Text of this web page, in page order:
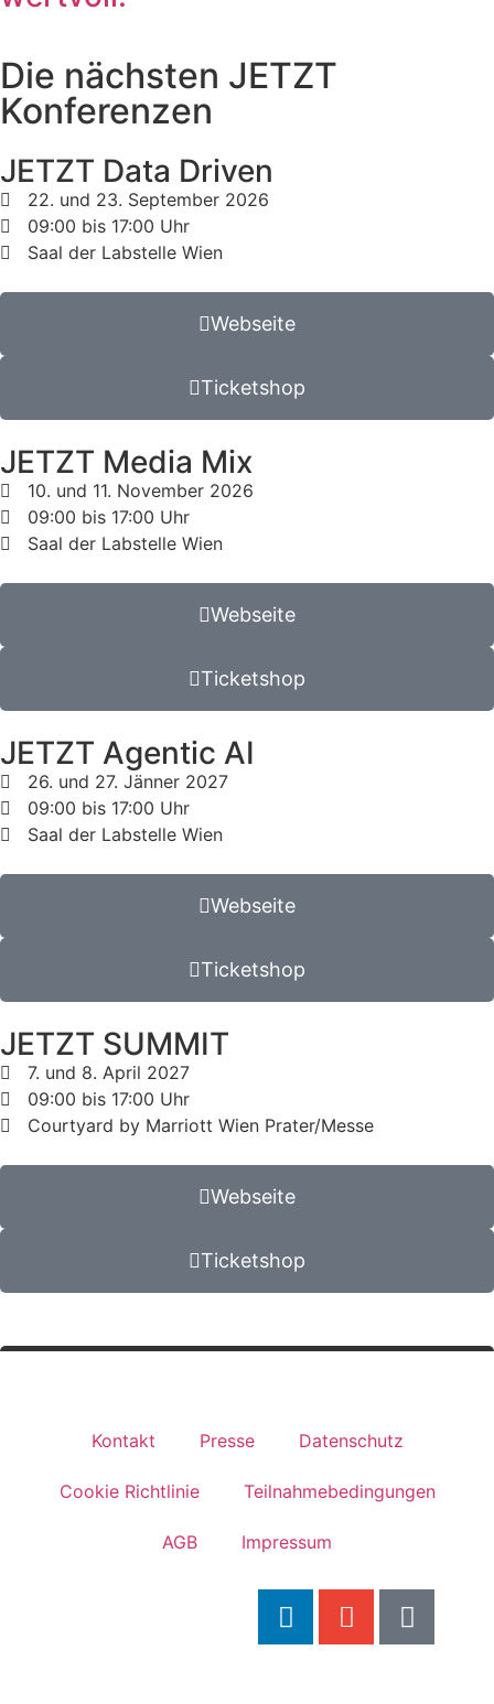
Die nächsten JETZT
Konferenzen
JETZT Data Driven
22. und 23. September 2026
09:00 bis 17:00 Uhr
Saal der Labstelle Wien
Webseite
Ticketshop
JETZT Media Mix
10. und 11. November 2026
09:00 bis 17:00 Uhr
Saal der Labstelle Wien
Webseite
Ticketshop
JETZT Agentic AI
26. und 27. Jänner 2027
09:00 bis 17:00 Uhr
Saal der Labstelle Wien
Webseite
Ticketshop
JETZT SUMMIT
7. und 8. April 2027
09:00 bis 17:00 Uhr
Courtyard by Marriott Wien Prater/Messe
Webseite
Ticketshop
Kontakt Presse Datenschutz
Cookie Richtlinie Teilnahmebedingungen
AGB Impressum